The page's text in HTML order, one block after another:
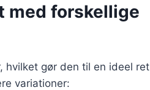
med forskellige
hvilket gør den til en ideel
variationer: